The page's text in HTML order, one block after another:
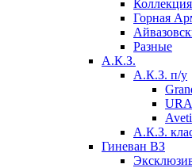
Горная
Разные
А.К.З.
А.К.З. п/у
А.К.З.
Гиневан ВЗ